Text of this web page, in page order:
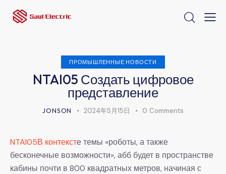
ПРОМЫШЛЕННЫЕ НОВОСТИ
NTAI05 Создать цифровое
представление
JONSON 2024年5月15日 0 Comments
NTAI05В контексте темы «роботы, а также
бесконечные возможности», абб будет в пространстве
кабины почти в 800 квадратных метров, начиная с